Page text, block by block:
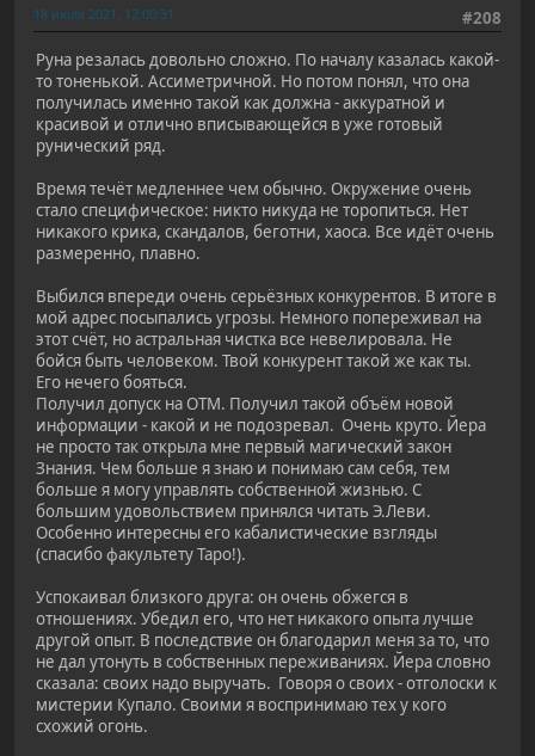
#208
18 июля 2021, 12:00:31
Руна резалась довольно сложно. По началу казалась какой-
то тоненькой. Ассиметричной. Но потом понял, что она
получилась именно такой как должна - аккуратной и
красивой и отлично вписывающейся в уже готовый
рунический ряд.
Время течёт медленнее чем обычно. Окружение очень
стало специфическое: никто никуда не торопиться. Нет
никакого крика, скандалов, беготни, хаоса. Все идёт очень
размеренно, плавно.
Выбился впереди очень серьёзных конкурентов. В итоге в
мой адрес посыпались угрозы. Немного попереживал на
этот счёт, но астральная чистка все невелировала. Не
бойся быть человеком. Твой конкурент такой же как ты.
Его нечего бояться.
Получил допуск на ОТМ. Получил такой объём новой
информации - какой и не подозревал. Очень круто. Йера
не просто так открыла мне первый магический закон
Знания. Чем больше я знаю и понимаю сам себя, тем
больше я могу управлять собственной жизнью. С
большим удовольствием принялся читать Э.Леви.
Особенно интересны его кабалистические взгляды
(спасибо факультету Таро!).
Успокаивал близкого друга: он очень обжегся в
отношениях. Убедил его, что нет никакого опыта лучше
другой опыт. В последствие он благодарил меня за то, что
не дал утонуть в собственных переживаниях. Йера словно
сказала: своих надо выручать. Говоря о своих - отголоски к
мистерии Купало. Своими я воспринимаю тех у кого
схожий огонь.